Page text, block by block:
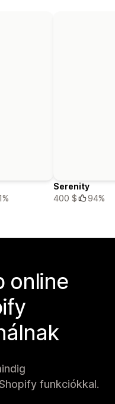
Serenity
400 $
94%
online
funkciókkal.